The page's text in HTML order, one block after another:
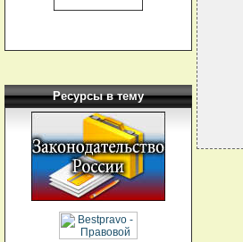
Ресурсы в тему